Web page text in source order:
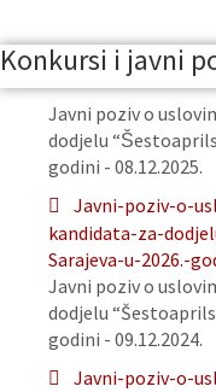
Konkursi i javni
Javni poziv o
dodjelu
godini - 08.12.2025.
Javni-poziv-o-
kandidata-za-
Sarajeva-u-2026.-
Javni poziv o
dodjelu
godini - 09.12.2024.
Javni-poziv-o-